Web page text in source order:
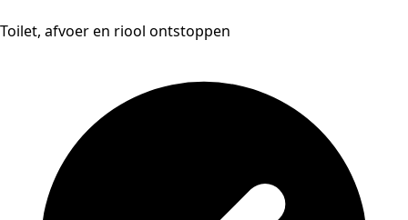
Toilet, afvoer en riool ontstoppen